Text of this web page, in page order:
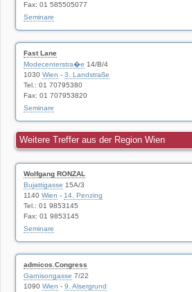
Fax: 01 585505077
Seminare
Fast Lane
Modecenterstra�e 14/B/4
1030 Wien - 3. Landstraße
Tel.: 01 70795380
Fax: 01 707953820
Seminare
Weitere Treffer aus der Region Wien
Wolfgang RONZAL
Bujattigasse 15A/3
1140 Wien - 14. Penzing
Tel.: 01 9853145
Fax: 01 9853145
Seminare
admicos.Congress
Garnisongasse 7/22
1090 Wien - 9. Alsergrund